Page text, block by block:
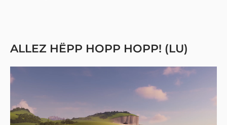
ALLEZ HËPP HOPP HOPP! (LU)